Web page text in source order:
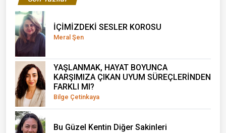
İÇİMİZDEKİ SESLER KOROSU
Meral Şen
YAŞLANMAK, HAYAT BOYUNCA
KARŞIMIZA ÇIKAN UYUM SÜREÇLERİNDEN
FARKLI MI?
Bilge Çetinkaya
Bu Güzel Kentin Diğer Sakinleri